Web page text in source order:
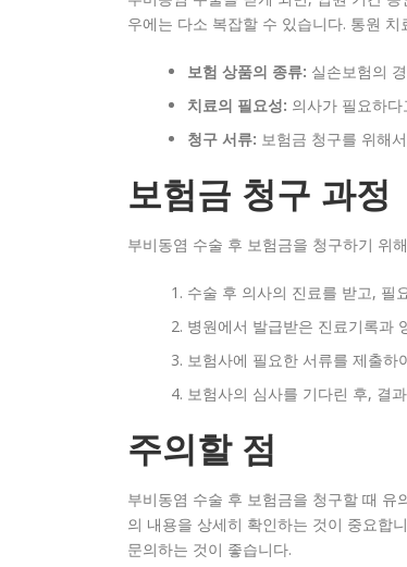
우에는 다소 복잡할 수 있습니다. 통원
보험 상품의 종류: 실손보험의
치료의 필요성: 의사가 필요하
청구 서류: 보험금 청구를 위해
보험금 청구 과정
부비동염 수술 후 보험금을 청구하기 위
수술 후 의사의 진료를 받고, 필
병원에서 발급받은 진료기록과
보험사에 필요한 서류를 제출하
보험사의 심사를 기다린 후, 결
주의할 점
부비동염 수술 후 보험금을 청구할 때 유
의 내용을 상세히 확인하는 것이 중요합
문의하는 것이 좋습니다.